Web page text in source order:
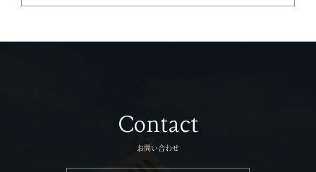
Contact
お問い合わせ